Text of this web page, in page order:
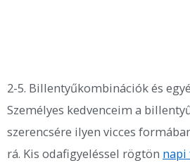
2-5. Billentyűkombinációk és
Személyes kedvenceim a
szerencsére ilyen vicces
rá. Kis odafigyeléssel rögtön napi